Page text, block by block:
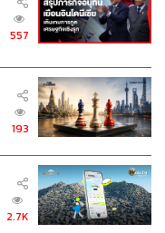
557
193
2.7K